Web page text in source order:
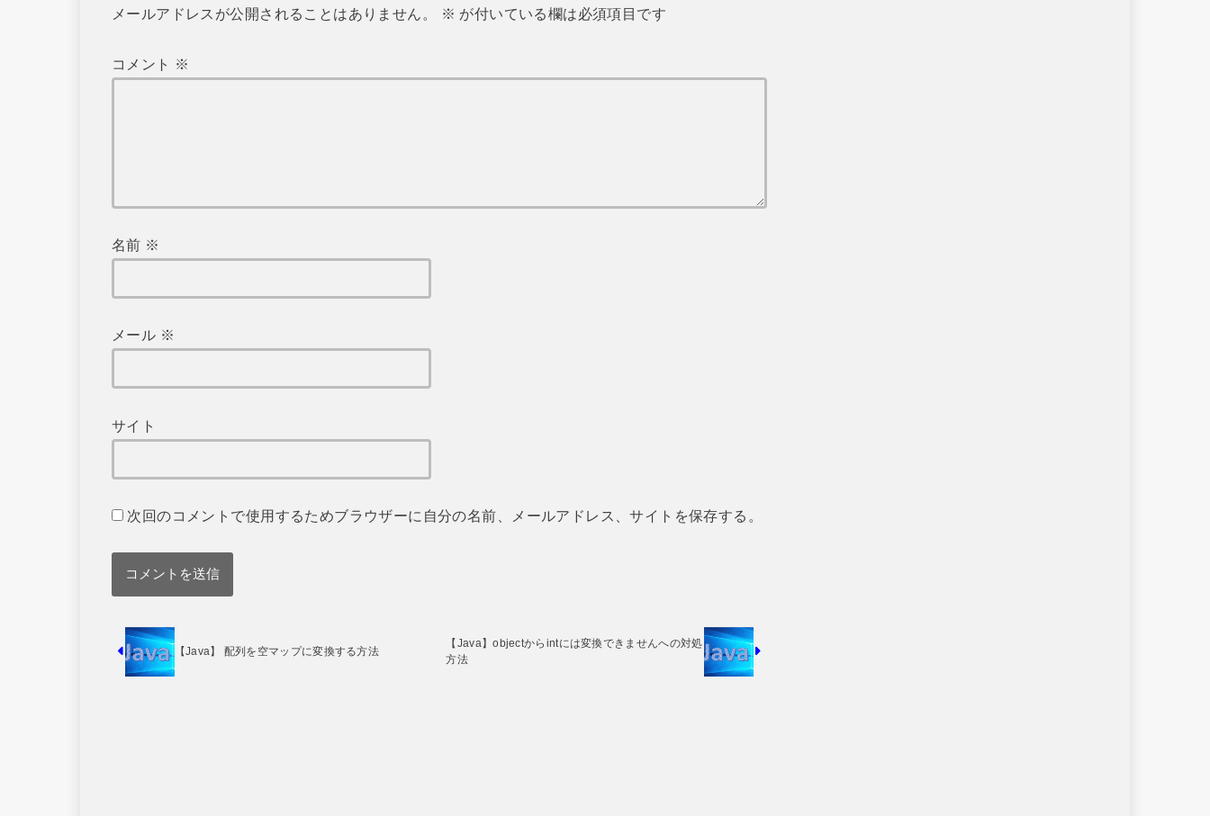
メールアドレスが公開されることはありません。 ※ が付いている欄は必須項目です
コメント ※
名前 ※
メール ※
サイト
次回のコメントで使用するためブラウザーに自分の名前、メールアドレス、サイトを保存する。
【Java】 配列を空マップに変換する方法
【Java】objectからintには変換できませんへの対処
方法